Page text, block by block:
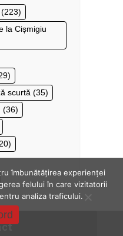
(223)
la Cișmigiu
scurtă (35)
(36)
îmbunătățirea experienței
felului în care vizitatorii
analiza traficului.